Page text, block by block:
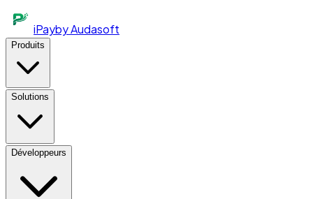
iPayby Audasoft
Produits
Solutions
Développeurs